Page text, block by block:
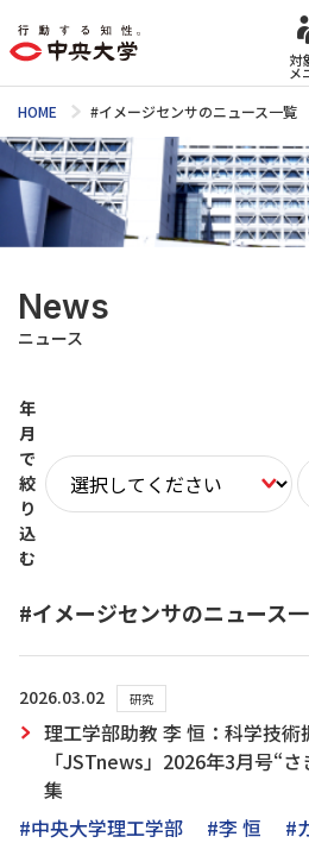
対
メ
HOME #イメージセンサのニュース一覧
News
ニュース
年
月
で
絞
り
込
む
#イメージセンサのニュース
2026.03.02 研究
理工学部助教 李 恒：科学技術
「JSTnews」2026年3月号“
集
#中央大学理工学部
#李 恒
#